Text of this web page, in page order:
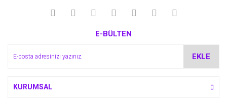
Ürün açıklamasında eksik bilgiler bulunuyor.
E-BÜLTEN
EKLE
KURUMSAL